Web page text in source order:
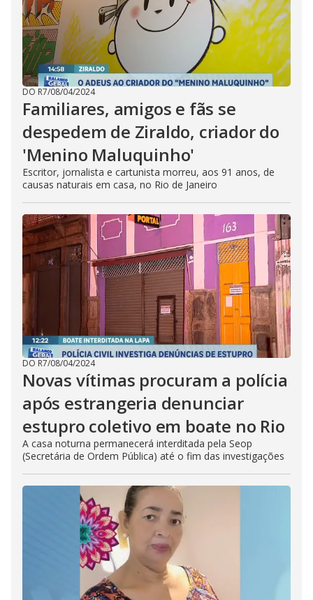
DO R7/08/04/2024
Familiares, amigos e fãs se
despedem de Ziraldo, criador do
'Menino Maluquinho'
Escritor, jornalista e cartunista morreu, aos 91 anos, de
causas naturais em casa, no Rio de Janeiro
DO R7/08/04/2024
Novas vítimas procuram a polícia
após estrangeria denunciar
estupro coletivo em boate no Rio
A casa noturna permanecerá interditada pela Seop
(Secretária de Ordem Pública) até o fim das investigações